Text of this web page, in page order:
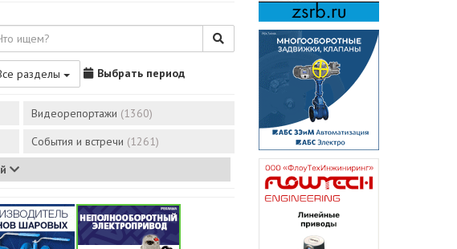
разделы Выбрать период
Видеорепортажи (1360)
События и встречи (1261)